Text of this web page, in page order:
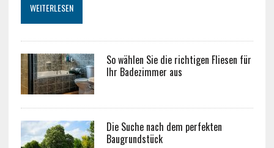
WEITERLESEN
So wählen Sie die richtigen Fliesen für
Ihr Badezimmer aus
Die Suche nach dem perfekten
Baugrundstück